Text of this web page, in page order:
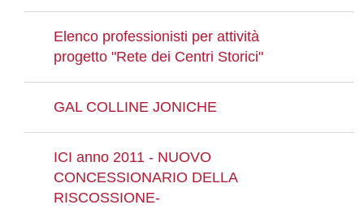
Elenco professionisti per attività
progetto "Rete dei Centri Storici"
GAL COLLINE JONICHE
ICI anno 2011 - NUOVO
CONCESSIONARIO DELLA
RISCOSSIONE-